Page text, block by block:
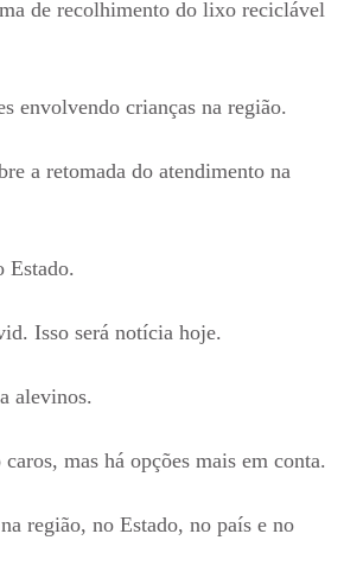
de recolhimento do lixo reciclável
envolvendo crianças na região.
a retomada do atendimento na
Estado.
Isso será notícia hoje.
alevinos.
mas há opções mais em conta.
região, no Estado, no país e no